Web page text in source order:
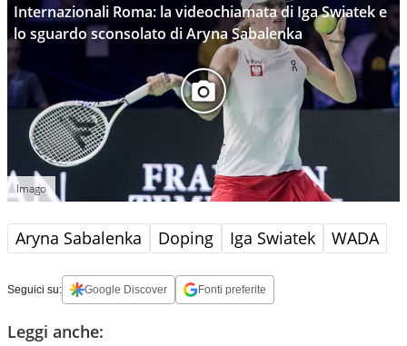
Internazionali Roma: la videochiamata di Iga Swiatek e
lo sguardo sconsolato di Aryna Sabalenka
Imago
Aryna Sabalenka Doping Iga Swiatek WADA
Seguici su: Google Discover Fonti preferite
Leggi anche: